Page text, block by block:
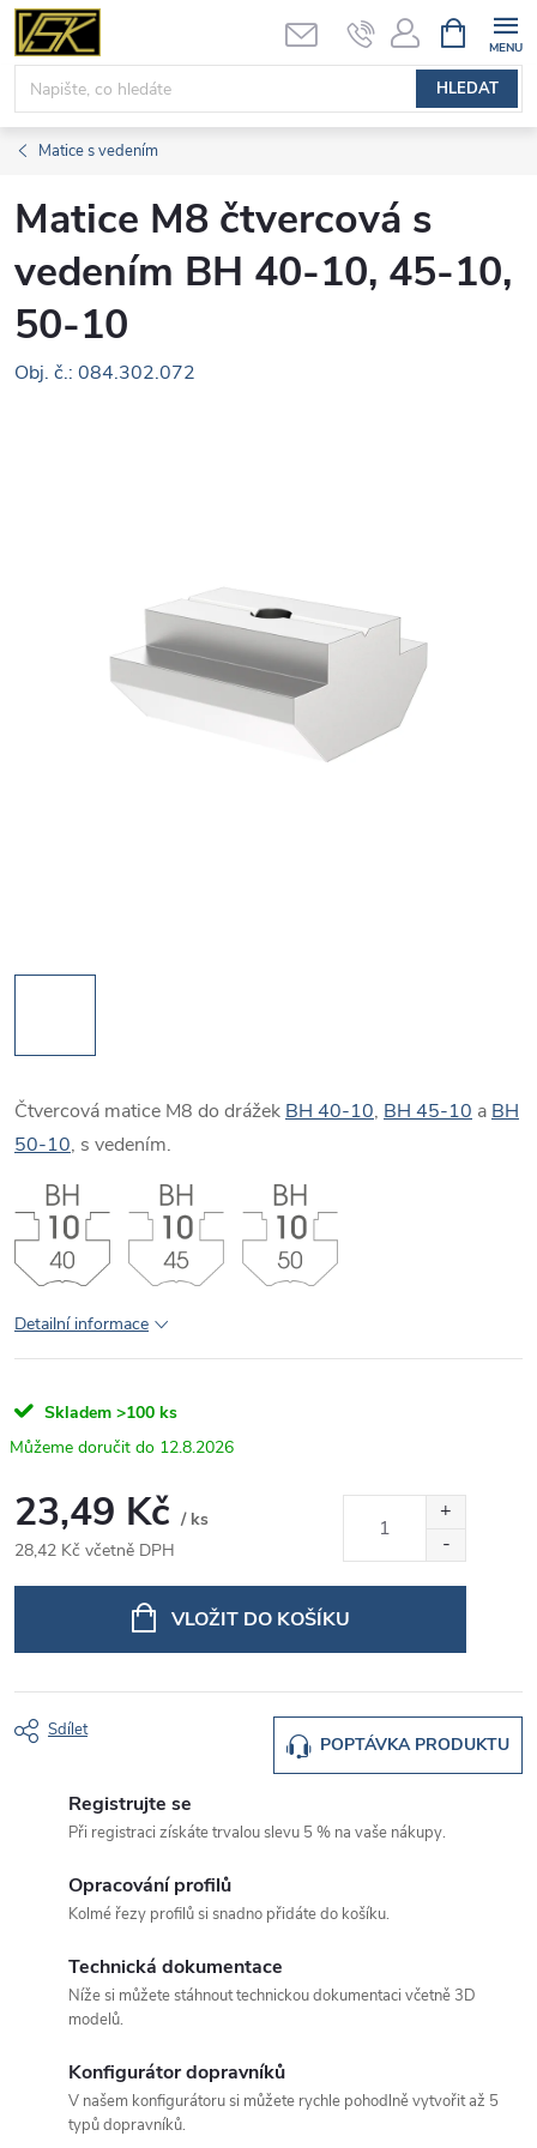
Přejít
obsah
HLEDAT
NÁKUPNÍ
KOŠÍK
Matice s vedením
Matice M8 čtvercová s
vedením BH 40-10, 45-10,
50-10
Obj. č.: 084.302.072
Čtvercová matice M8 do drážek BH 40-10, BH 45-10 a BH
50-10, s vedením.
Detailní informace
Skladem >100 ks
12.8.2026
23,49 Kč / ks
28,42 Kč včetně DPH
VLOŽIT DO KOŠÍKU
POPTÁVKA PRODUKTU
Sdílet
Registrujte se
Při registraci získáte trvalou slevu 5 % na vaše nákupy.
Opracování profilů
Kolmé řezy profilů si snadno přidáte do košíku.
Technická dokumentace
Níže si můžete stáhnout technickou dokumentaci včetně 3D
modelů.
Konfigurátor dopravníků
V našem konfigurátoru si můžete rychle pohodlně vytvořit až 5
typů dopravníků.